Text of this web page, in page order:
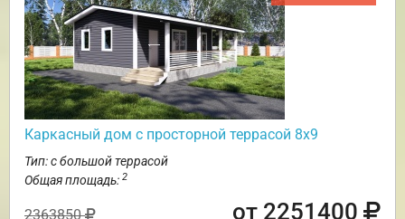
Каркасный дом с просторной террасой 8х9
Тип: с большой террасой
Общая площадь: 2
2363850 от 2251400